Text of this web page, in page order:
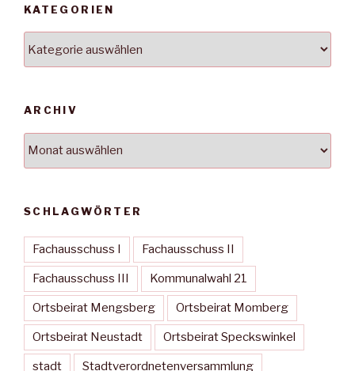
KATEGORIEN
ARCHIV
SCHLAGWÖRTER
Fachausschuss I Fachausschuss II
Fachausschuss III Kommunalwahl 21
Ortsbeirat Mengsberg Ortsbeirat Momberg
Ortsbeirat Neustadt Ortsbeirat Speckswinkel
stadt Stadtverordnetenversammlung